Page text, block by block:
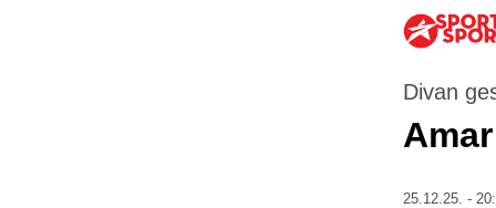
Divan
25.12.25. -